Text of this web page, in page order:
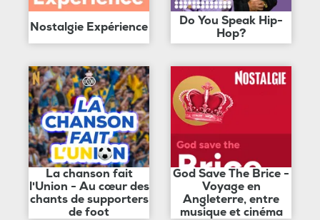
Nostalgie Expérience
Do You Speak Hip-
Hop?
La chanson fait
l'Union - Au cœur des
chants de supporters
de foot
God Save The Brice -
Voyage en
Angleterre, entre
musique et cinéma